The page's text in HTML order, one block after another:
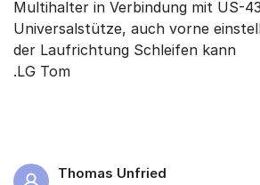
Multihalter in Verbindung mit US-
Universalstütze, auch vorne
der Laufrichtung Schleifen kann
.LG Tom
Thomas Unfried